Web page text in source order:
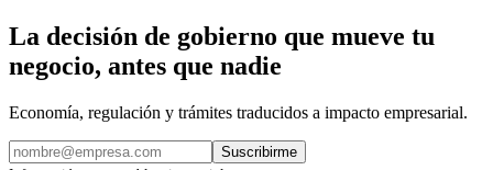
La decisión de gobierno que mueve tu
negocio, antes que nadie
Economía, regulación y trámites traducidos a impacto empresarial.
Suscribirme